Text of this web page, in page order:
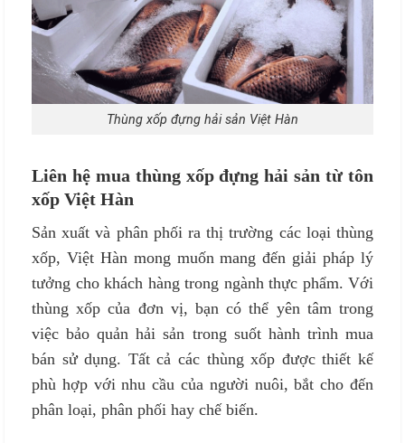
Thùng xốp đựng hải sản Việt Hàn
Liên hệ mua thùng xốp đựng hải sản từ tôn
xốp Việt Hàn
Sản xuất và phân phối ra thị trường các loại thùng
xốp, Việt Hàn mong muốn mang đến giải pháp lý
tưởng cho khách hàng trong ngành thực phẩm. Với
thùng xốp của đơn vị, bạn có thể yên tâm trong
việc bảo quản hải sản trong suốt hành trình mua
bán sử dụng. Tất cả các thùng xốp được thiết kế
phù hợp với nhu cầu của người nuôi, bắt cho đến
phân loại, phân phối hay chế biến.